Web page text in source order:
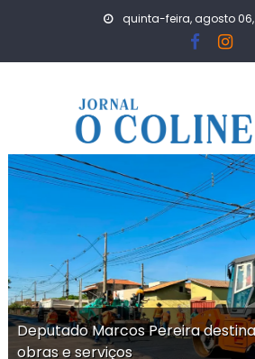
quinta-feira, agosto 06,
Deputado Marcos Pereira
obras e serviços